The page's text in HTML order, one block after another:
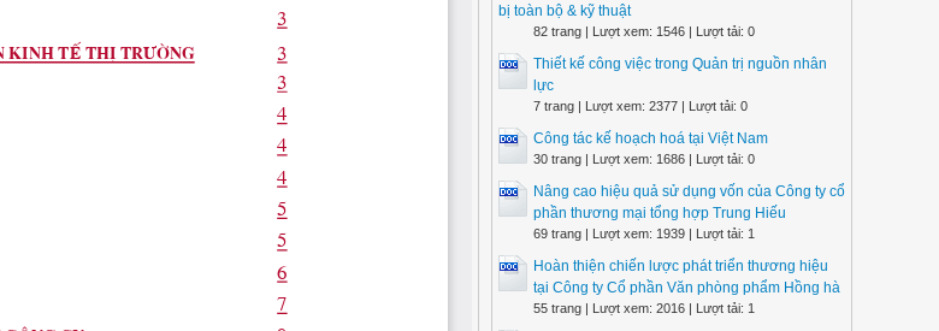
bị toàn bộ & kỹ thuật
82 trang | Lượt xem: 1546 | Lượt tải: 0
Thiết kế công việc trong Quản trị nguồn nhân
lực
7 trang | Lượt xem: 2377 | Lượt tải: 0
Công tác kế hoạch hoá tại Việt Nam
30 trang | Lượt xem: 1686 | Lượt tải: 0
Nâng cao hiệu quả sử dụng vốn của Công ty cổ
phần thương mại tổng hợp Trung Hiếu
69 trang | Lượt xem: 1939 | Lượt tải: 1
Hoàn thiện chiến lược phát triển thương hiệu
tại Công ty Cổ phần Văn phòng phẩm Hồng hà
55 trang | Lượt xem: 2016 | Lượt tải: 1